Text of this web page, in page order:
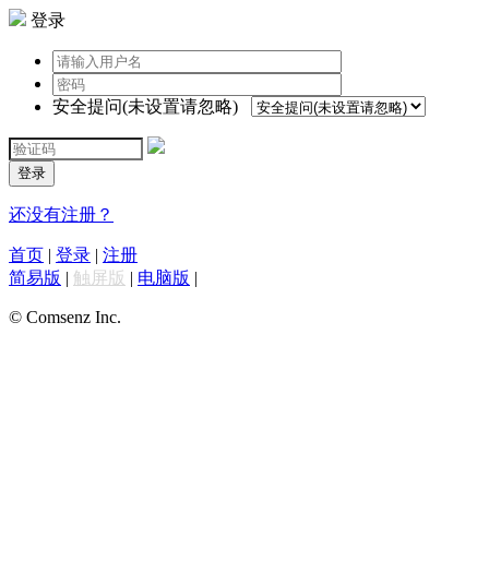
登录
安全提问(未设置请忽略)
登录
还没有注册？
首页 | 登录 | 注册
简易版 | 触屏版 | 电脑版 |
© Comsenz Inc.